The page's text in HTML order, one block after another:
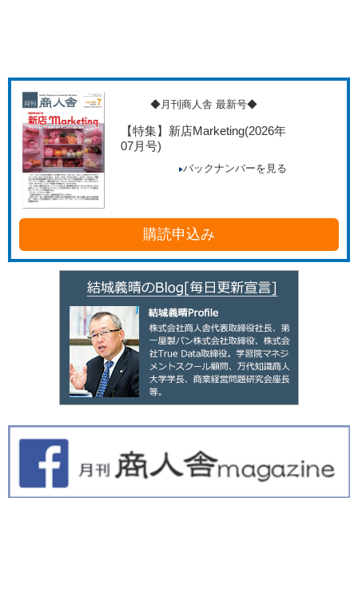
◆月刊商人舎 最新号◆
【特集】新店Marketing(2026年
07月号)
バックナンバーを見る
購読申込み